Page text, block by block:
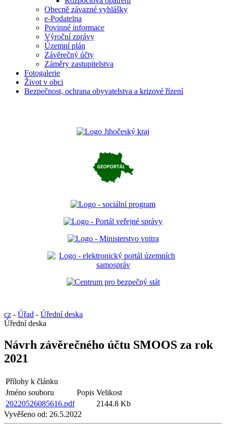
Obecně závazné vyhlášky
e-Podatelna
Povinné informace
Výroční zprávy
Územní plán
Závěrečný účty
Záměry zastupitelstva
Fotogalerie
Život v obci
Bezpečnost, ochrana obyvatelstva a krizové řízení
cz - Úřad - Úřední deska
Úřední deska
Návrh závěrečného účtu SMOOS za rok
2021
Přílohy k článku
Jméno souboru
Popis Velikost
20220526085616.pdf
2144.8 Kb
Vyvěšeno od: 26.5.2022